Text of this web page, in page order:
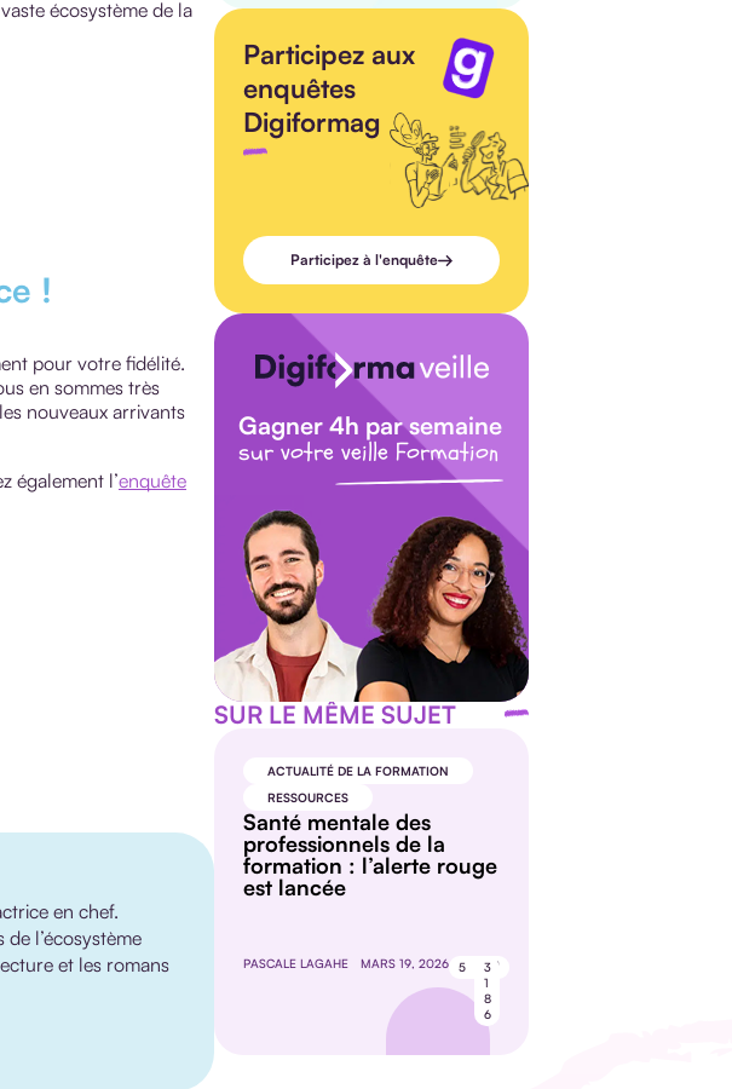
écosystème de la
!
pour votre fidélité.
en sommes très
nouveaux arrivants
également l’enquête
en chef.
l’écosystème
et les romans
Participez aux
enquêtes
Digiformag
Participez à l'enquête
Gagner 4h par semaine
sur votre veille Formation
SUR LE MÊME SUJET
ACTUALITÉ DE LA FORMATION
RESSOURCES
Santé mentale des
professionnels de la
formation : l’alerte rouge
est lancée
PASCALE LAGAHE MARS 19, 2026 5
3
1
8
6